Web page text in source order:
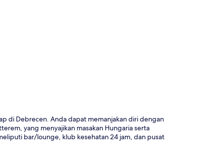
di Debrecen. Anda dapat memanjakan diri dengan
yang menyajikan masakan Hungaria serta
bar/lounge, klub kesehatan 24 jam, dan pusat